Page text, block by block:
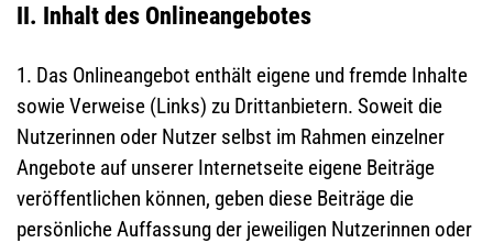
II. Inhalt des Onlineangebotes
1. Das Onlineangebot enthält eigene und fremde Inhalte
sowie Verweise (Links) zu Drittanbietern. Soweit die
Nutzerinnen oder Nutzer selbst im Rahmen einzelner
Angebote auf unserer Internetseite eigene Beiträge
veröffentlichen können, geben diese Beiträge die
persönliche Auffassung der jeweiligen Nutzerinnen oder